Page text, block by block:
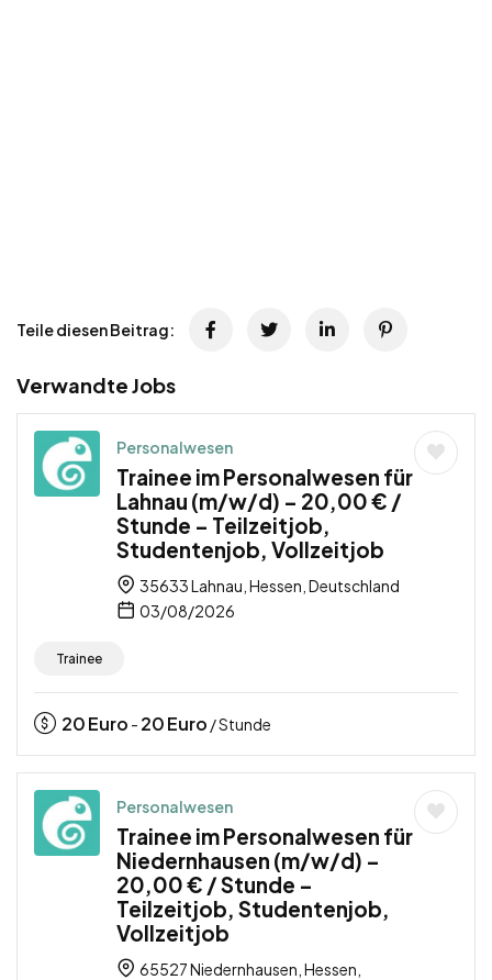
Teile diesen Beitrag:
Verwandte Jobs
Personalwesen
Trainee im Personalwesen für
Lahnau (m/w/d) – 20,00 € /
Stunde – Teilzeitjob,
Studentenjob, Vollzeitjob
35633 Lahnau, Hessen, Deutschland
03/08/2026
Trainee
20Euro - 20Euro / Stunde
Personalwesen
Trainee im Personalwesen für
Niedernhausen (m/w/d) –
20,00 € / Stunde –
Teilzeitjob, Studentenjob,
Vollzeitjob
65527 Niedernhausen, Hessen,